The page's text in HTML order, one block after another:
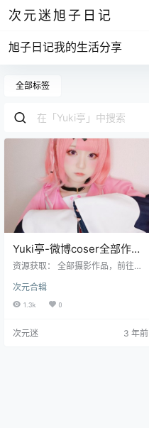
次元迷旭子日记
旭子日记我的生活分享
全部标签
Yuki亭-微博coser全部作品
[写真合集]
资源获取： 全部摄影作品，前往获
常可爱的小姐姐，想了解她更多信
息就去关注她的 m weibo：Yuki_亭
er：yukiyukiroom NO.001 01月fan
次元合辑
1.3k 0
次元迷 3 年前